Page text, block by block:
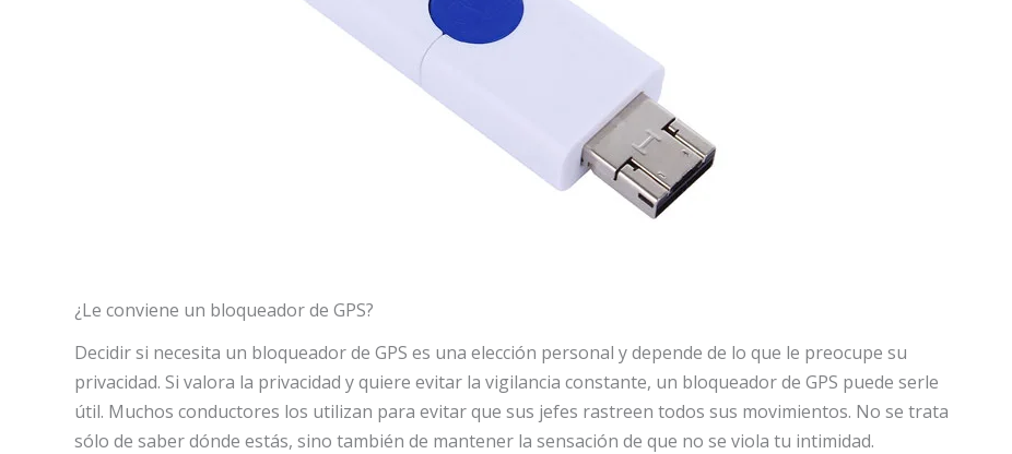
¿Le conviene un bloqueador de GPS?
Decidir si necesita un bloqueador de GPS es una elección personal y depende de lo que le preocupe su
privacidad. Si valora la privacidad y quiere evitar la vigilancia constante, un bloqueador de GPS puede serle
útil. Muchos conductores los utilizan para evitar que sus jefes rastreen todos sus movimientos. No se trata
sólo de saber dónde estás, sino también de mantener la sensación de que no se viola tu intimidad.